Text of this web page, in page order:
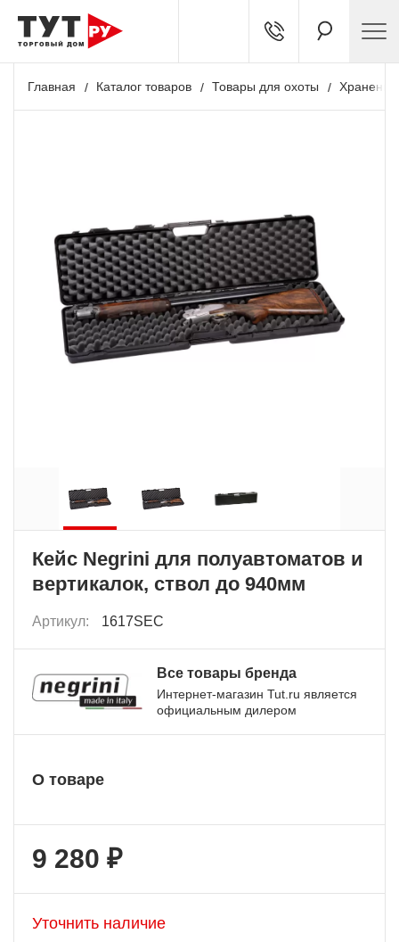
Главная Каталог товаров Товары для охоты Хранение
Кейс Negrini для полуавтоматов и
вертикалок, ствол до 940мм
Артикул: 1617SEC
Все товары бренда
Интернет-магазин Tut.ru является
официальным дилером
О товаре
9 280 ₽
Уточнить наличие